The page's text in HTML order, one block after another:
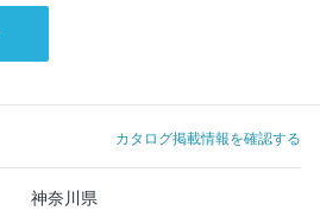
カタログ掲載情報を確認する
神奈川県